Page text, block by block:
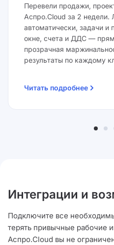
Перевели продажи,
Аспро.Cloud за 2 недели.
автоматически, задачи
окне, счета и ДДС —
прозрачная
результаты по каждому
Читать подробнее
Интеграции и
Подключите все
терять привычные рабочие
Аспро.Cloud вы не